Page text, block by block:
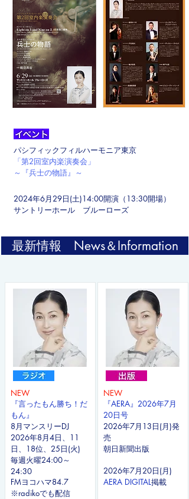
パシフィックフィルハーモニア東京
「第2回室内楽演奏会」
～『兵士の物語』～
2024年6月29日(土)14:00開演（13:30開場）
​サントリーホール ブルーローズ
最新情報 News＆Information
NEW
『言ったもん勝ち！だ
もん』
8月マンスリーDJ
2026年8月4日、11
日、18位、25日(火)
毎週火曜24:00～
24:30
FMヨコハマ84.7
​※radikoでも配信
NEW
『AERA』2026年7月
20日号
2026年7月13日(月)発
売
​朝日新聞出版
2026年7月20日(月)
AERA DIGITAL掲載